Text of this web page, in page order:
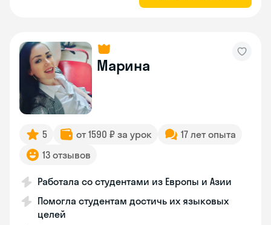
Марина
5 от 1590 ₽ за урок
17 лет опыта
13 отзывов
Работала со студентами из Европы и Азии
Помогла студентам достичь их языковых
целей